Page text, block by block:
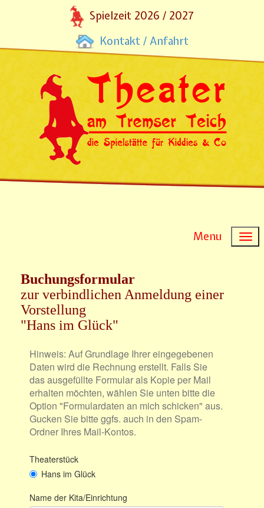
Spielzeit 2026 / 2027
Kontakt / Anfahrt
Menu
Buchungsformular
zur verbindlichen Anmeldung einer
Vorstellung
"Hans im Glück"